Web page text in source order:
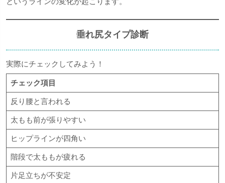
垂れ尻タイプ診断
実際にチェックしてみよう！
チェック項目
反り腰と言われる
太もも前が張りやすい
ヒップラインが四角い
階段で太ももが疲れる
片足立ちが不安定